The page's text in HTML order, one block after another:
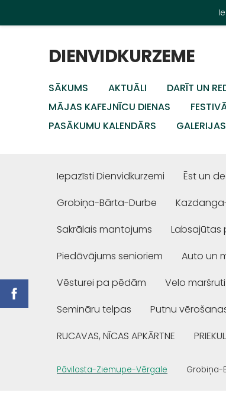
DIENVIDKURZEME
SĀKUMS AKTUĀLI DARĪT UN
MĀJAS KAFEJNĪCU DIENAS
PASĀKUMU KALENDĀRS
GALERIJAS
Iepazīsti Dienvidkurzemi Ēst un
Grobiņa-Bārta-Durbe
Sakrālais mantojums
Labsajūtas
Piedāvājums senioriem
Auto un
Vēsturei pa pēdām
Velo maršruti
Semināru telpas
Putnu
RUCAVAS, NĪCAS APKĀRTNE
Pāvilosta-Ziemupe-Vērgale Grobiņa-